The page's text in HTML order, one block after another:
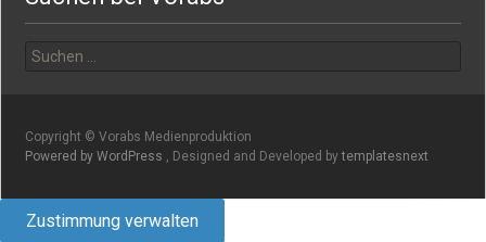
nach:
Copyright © Vorabs Medienproduktion
Powered by WordPress
, Designed and Developed bytemplatesnext
Zustimmung verwalten